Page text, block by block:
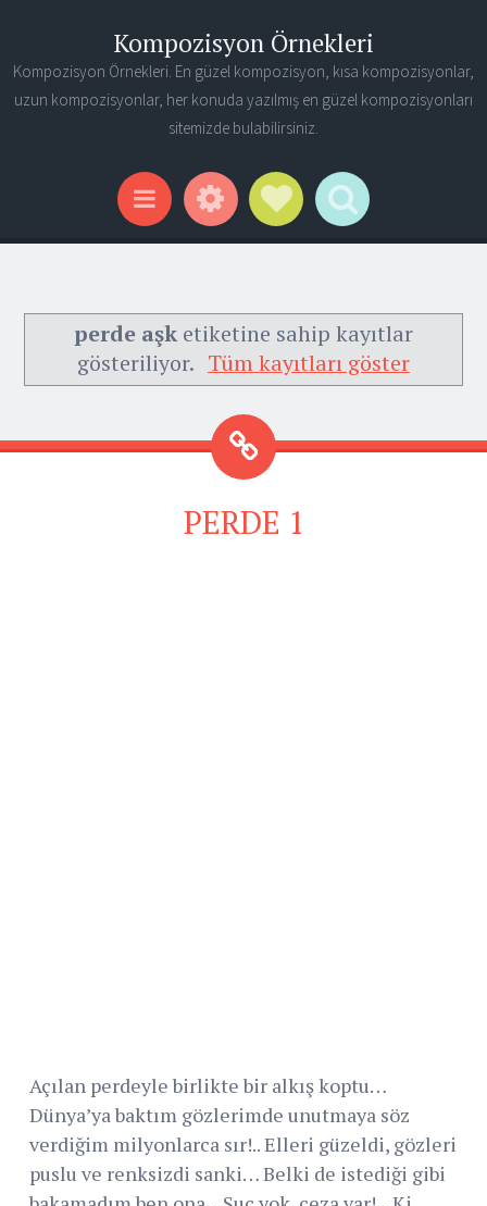
Kompozisyon Örnekleri
Kompozisyon Örnekleri. En güzel kompozisyon, kısa kompozisyonlar,
uzun kompozisyonlar, her konuda yazılmış en güzel kompozisyonları
sitemizde bulabilirsiniz.
Menu WidgetsSocial Links
Search
perde aşk etiketine sahip kayıtlar
gösteriliyor. Tüm kayıtları göster
PERDE 1
Açılan perdeyle birlikte bir alkış koptu…
Dünya’ya baktım gözlerimde unutmaya söz
verdiğim milyonlarca sır!.. Elleri güzeldi, gözleri
puslu ve renksizdi sanki… Belki de istediği gibi